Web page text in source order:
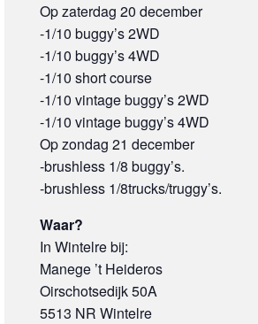
Op zaterdag 20 december
-1/10 buggy’s 2WD
-1/10 buggy’s 4WD
-1/10 short course
-1/10 vintage buggy’s 2WD
-1/10 vintage buggy’s 4WD
Op zondag 21 december
-brushless 1/8 buggy’s.
-brushless 1/8trucks/truggy’s.
Waar?
In Wintelre bij:
Manege ’t Heideros
Oirschotsedijk 50A
5513 NR Wintelre